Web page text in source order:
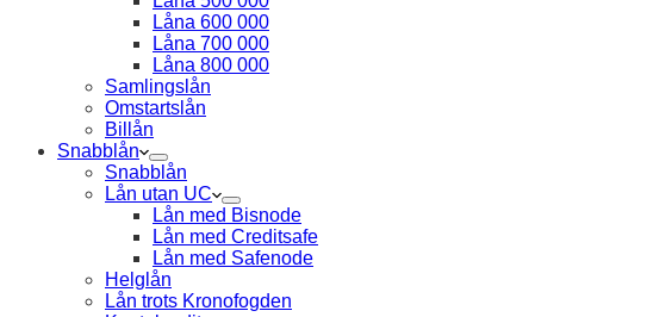
Låna 600 000
Låna 700 000
Låna 800 000
Samlingslån
Omstartslån
Billån
Snabblån
Snabblån
Lån utan UC
Lån med Bisnode
Lån med Creditsafe
Lån med Safenode
Helglån
Lån trots Kronofogden